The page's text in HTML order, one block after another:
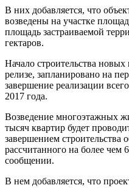
В них добавляется, что
возведены на участке
площадь застраиваемой
гектаров.
Начало строительства новых
релизе, запланировано на
завершение реализации
2017 года.
Возведение многоэтажных
тысяч квартир будет
завершением строительства
рассчитанного на более чем
сообщении.
В нем добавляется, что